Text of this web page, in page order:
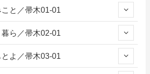
と／帚木01-01
ら／帚木02-01
よ／帚木03-01